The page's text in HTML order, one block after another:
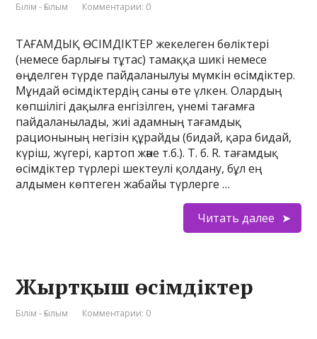
Білім - Ғылым Комментарии: 0
ТАҒАМДЫҚ ӨСІМДІКТЕР жекелеген бөліктері
(немесе барлығы тұтас) тамаққа шикі немесе
өңделген түрде пайдаланылуы мүмкін өсімдіктер.
Мұндай өсімдіктердің саны өте үлкен. Олардың
көпшілігі дақылға енгізілген, үнемі тағамға
пайдаланылады, жиі адамның тағамдық
рационының негізін құрайды (бидай, қара бидай,
күріш, жүгері, картоп және т.б.). Т. б. R. тағамдық
өсімдіктер түрлері шектеулі қолдану, бұл ең
алдымен көптеген жабайы түрлерге …
Читать далее
Жыртқыш өсімдіктер
Білім - Ғылым Комментарии: 0